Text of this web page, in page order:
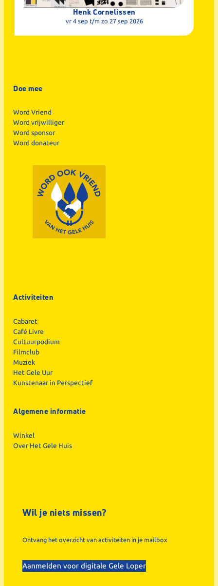
Henk Cornelissen
vr 4 sep t/m zo 27 sep 2026
Doe mee
Word Vriend
Word vrijwilliger
Word sponsor
Word donateur
Activiteiten
Cabaret
Café Livre
Cultuurpodium
Filmclub
Muziek
Het Gele Uur
Kunstenaar in Perspectief
Algemene informatie
Winkel
Over Het Gele Huis
Wil je niets missen?
Ontvang het overzicht van activiteiten in je mailbox
Aanmelden voor digitale Gele Loper